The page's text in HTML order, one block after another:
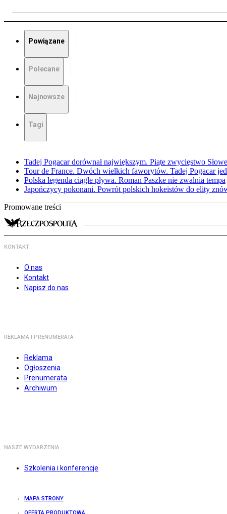
Powiązane
Polecane
Najnowsze
Tagi
Tadej Pogacar dorównał największym. Piąte zwycięstwo
Tour de France. Dwóch wielkich faworytów. Tadej Pogacar
Polska legenda ciągle pływa. Roman Paszke nie zwalnia tempa
Japończycy pokonani. Powrót polskich hokeistów do elity
Promowane treści
KONTAKT
O nas
Kontakt
Napisz do nas
REKLAMA I PRENUMERATA
Reklama
Ogłoszenia
Prenumerata
Archiwum
NASZE WYDARZENIA
Szkolenia i konferencje
MAPA STRONY